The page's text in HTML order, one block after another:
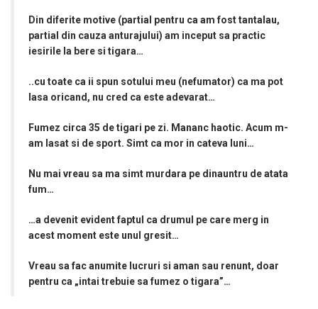
Din diferite motive (partial pentru ca am fost tantalau,
partial din cauza anturajului) am inceput sa practic
iesirile la bere si tigara…
..cu toate ca ii spun sotului meu (nefumator) ca ma pot
lasa oricand, nu cred ca este adevarat…
Fumez circa 35 de tigari pe zi. Mananc haotic. Acum m-
am lasat si de sport. Simt ca mor in cateva luni…
Nu mai vreau sa ma simt murdara pe dinauntru de atata
fum…
…a devenit evident faptul ca drumul pe care merg in
acest moment este unul gresit…
Vreau sa fac anumite lucruri si aman sau renunt, doar
pentru ca „intai trebuie sa fumez o tigara”…